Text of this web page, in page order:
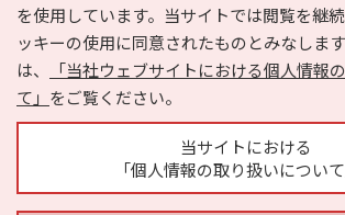
を使用しています。当サイトでは閲覧を継
ッキーの使用に同意されたものとみなしま
は、
「当社ウェブサイトにおける個人情報
て」 をご覧ください。
当サイトにおける
「個人情報の取り扱いについ
Copyright © HYOJITO.Co.,Ltd. All Rights